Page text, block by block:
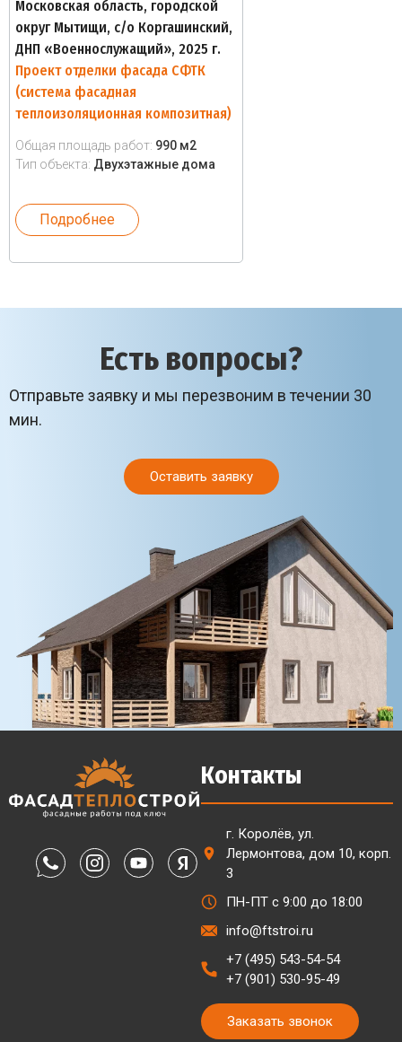
Московская область, городской
округ Мытищи, с/о Коргашинский,
ДНП «Военнослужащий», 2025 г.
Проект отделки фасада СФТК
(система фасадная
теплоизоляционная композитная)
Общая площадь работ: 990 м2
Тип объекта: Двухэтажные дома
Подробнее
Есть вопросы?
Отправьте заявку и мы перезвоним в течении 30
мин.
Оставить заявку
Контакты
г. Королёв, ул.
Лермонтова, дом 10, корп.
3
ПН-ПТ с 9:00 до 18:00
info@ftstroi.ru
+7 (495) 543-54-54
+7 (901) 530-95-49
Заказать звонок